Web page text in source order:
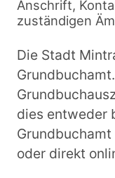
Anschrift,
zuständigen
Die Stadt
dies entweder
oder direkt